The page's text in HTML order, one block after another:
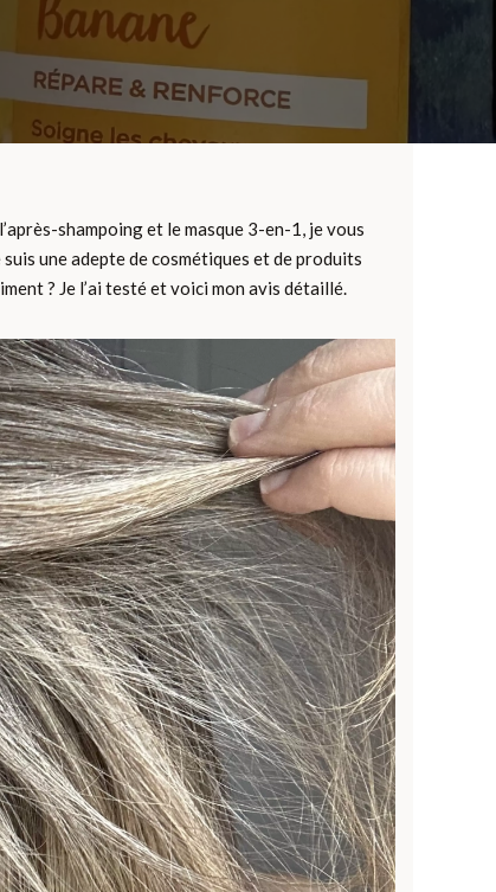
shampoing et le masque 3-en-1, je vous
une adepte de cosmétiques et de produits
? Je l’ai testé et voici mon avis détaillé.